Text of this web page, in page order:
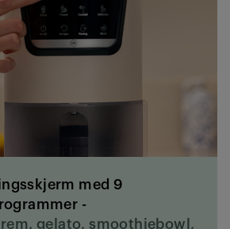
med 9
-
gelato, smoothiebowl,